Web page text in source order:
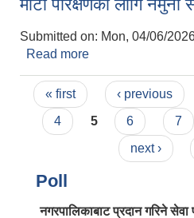
माटो परिक्षणका लागि
Submitted on: Mon, 04/06/
Read more
Pages
« first ‹ previous
4
5 6 7
next ›
Poll
नगरपालिकाबाट प्रदान गरिने